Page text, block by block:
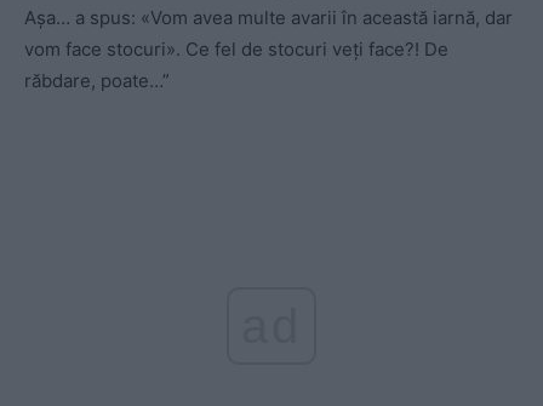
Așa… a spus: «Vom avea multe avarii în această iarnă, dar
vom face stocuri». Ce fel de stocuri veți face?! De
răbdare, poate…”